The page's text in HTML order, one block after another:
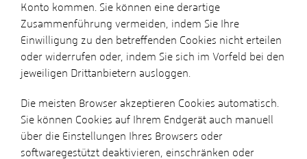
Konto kommen. Sie können eine derartige
Zusammenführung vermeiden, indem Sie Ihre
Einwilligung zu den betreffenden Cookies nicht erteilen
oder widerrufen oder, indem Sie sich im Vorfeld bei den
jeweiligen Drittanbietern ausloggen.
Die meisten Browser akzeptieren Cookies automatisch.
Sie können Cookies auf Ihrem Endgerät auch manuell
über die Einstellungen Ihres Browsers oder
softwaregestützt deaktivieren, einschränken oder